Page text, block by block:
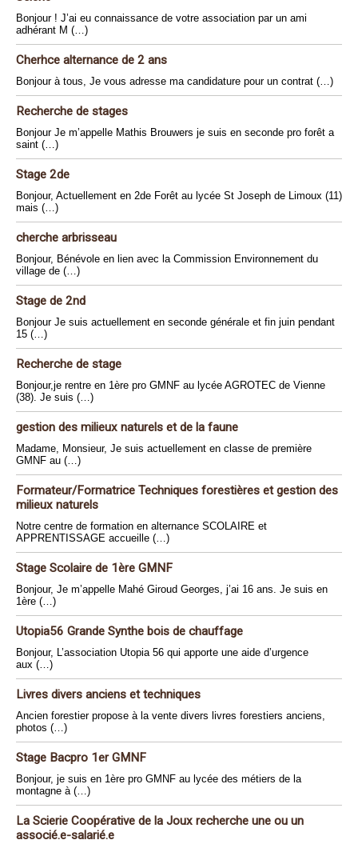
Bonjour ! J’ai eu connaissance de votre association par un ami
adhérant M (…)
Cherhce alternance de 2 ans
Bonjour à tous, Je vous adresse ma candidature pour un contrat (…)
Recherche de stages
Bonjour Je m’appelle Mathis Brouwers je suis en seconde pro forêt a
saint (…)
Stage 2de
Bonjour, Actuellement en 2de Forêt au lycée St Joseph de Limoux (11)
mais (…)
cherche arbrisseau
Bonjour, Bénévole en lien avec la Commission Environnement du
village de (…)
Stage de 2nd
Bonjour Je suis actuellement en seconde générale et fin juin pendant
15 (…)
Recherche de stage
Bonjour,je rentre en 1ère pro GMNF au lycée AGROTEC de Vienne
(38). Je suis (…)
gestion des milieux naturels et de la faune
Madame, Monsieur, Je suis actuellement en classe de première
GMNF au (…)
Formateur/Formatrice Techniques forestières et gestion des
milieux naturels
Notre centre de formation en alternance SCOLAIRE et
APPRENTISSAGE accueille (…)
Stage Scolaire de 1ère GMNF
Bonjour, Je m’appelle Mahé Giroud Georges, j’ai 16 ans. Je suis en
1ère (…)
Utopia56 Grande Synthe bois de chauffage
Bonjour, L’association Utopia 56 qui apporte une aide d’urgence
aux (…)
Livres divers anciens et techniques
Ancien forestier propose à la vente divers livres forestiers anciens,
photos (…)
Stage Bacpro 1er GMNF
Bonjour, je suis en 1ère pro GMNF au lycée des métiers de la
montagne à (…)
La Scierie Coopérative de la Joux recherche une ou un
associé.e-salarié.e